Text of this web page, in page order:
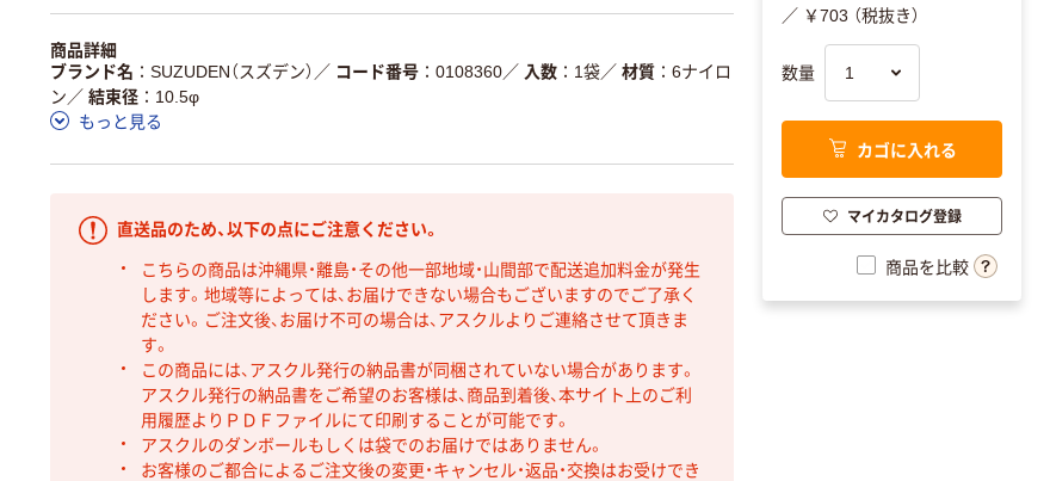
商品詳細
ブランド名
SUZUDEN（スズデン） ／ コード番号 0108360／ 入数 1袋／ 材質
6ナイロ
ン ／ 結束径
10.5φ
もっと見る
直送品のため、以下の点にご注意ください。
こちらの商品は沖縄県・離島・その他一部地域・山間部で配送追加料金が発生
します。地域等によっては、お届けできない場合もございますのでご了承く
ださい。ご注文後、お届け不可の場合は、アスクルよりご連絡させて頂きま
す。
この商品には、アスクル発行の納品書が同梱されていない場合があります。
アスクル発行の納品書をご希望のお客様は、商品到着後、本サイト上のご利
用履歴よりＰＤＦファイルにて印刷することが可能です。
アスクルのダンボールもしくは袋でのお届けではありません。
お客様のご都合によるご注文後の変更・キャンセル・返品・交換はお受けでき
／ ￥703 （税抜き）
数量
カゴに入れる
マイカタログ登録
商品を比較